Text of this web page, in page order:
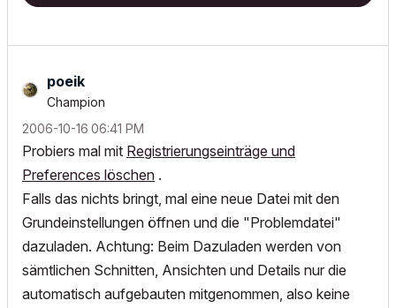
poeik
Champion
‎2006-10-16 06:41 PM
Probiers mal mit Registrierungseinträge und
Preferences löschen .
Falls das nichts bringt, mal eine neue Datei mit den
Grundeinstellungen öffnen und die "Problemdatei"
dazuladen. Achtung: Beim Dazuladen werden von
sämtlichen Schnitten, Ansichten und Details nur die
automatisch aufgebauten mitgenommen, also keine